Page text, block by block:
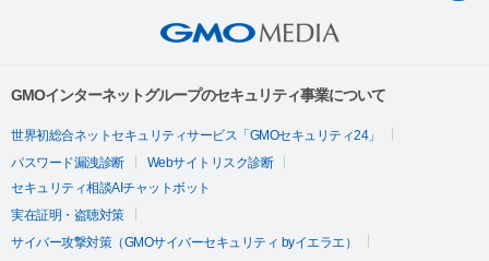
GMOインターネットグループのセキュリティ事業について
世界初総合ネットセキュリティサービス「GMOセキュリティ24」
パスワード漏洩診断
Webサイトリスク診断
セキュリティ相談AIチャットボット
実在証明・盗聴対策
サイバー攻撃対策（GMOサイバーセキュリティ byイエラエ）